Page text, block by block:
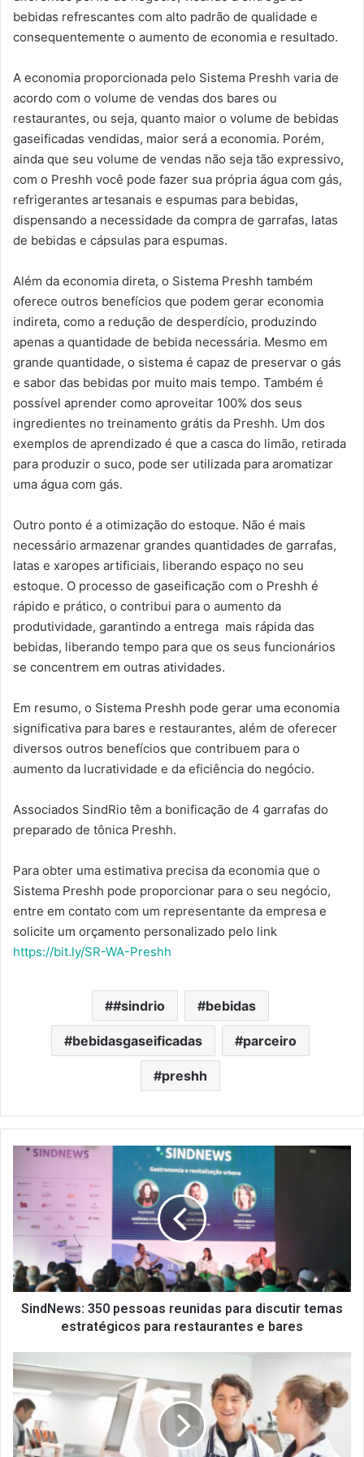
bebidas refrescantes com alto padrão de qualidade e
consequentemente o aumento de economia e resultado.
A economia proporcionada pelo Sistema Preshh varia de
acordo com o volume de vendas dos bares ou
restaurantes, ou seja, quanto maior o volume de bebidas
gaseificadas vendidas, maior será a economia. Porém,
ainda que seu volume de vendas não seja tão expressivo,
com o Preshh você pode fazer sua própria água com gás,
refrigerantes artesanais e espumas para bebidas,
dispensando a necessidade da compra de garrafas, latas
de bebidas e cápsulas para espumas.
Além da economia direta, o Sistema Preshh também
oferece outros benefícios que podem gerar economia
indireta, como a redução de desperdício, produzindo
apenas a quantidade de bebida necessária. Mesmo em
grande quantidade, o sistema é capaz de preservar o gás
e sabor das bebidas por muito mais tempo. Também é
possível aprender como aproveitar 100% dos seus
ingredientes no treinamento grátis da Preshh. Um dos
exemplos de aprendizado é que a casca do limão, retirada
para produzir o suco, pode ser utilizada para aromatizar
uma água com gás.
Outro ponto é a otimização do estoque. Não é mais
necessário armazenar grandes quantidades de garrafas,
latas e xaropes artificiais, liberando espaço no seu
estoque. O processo de gaseificação com o Preshh é
rápido e prático, o contribui para o aumento da
produtividade, garantindo a entrega mais rápida das
bebidas, liberando tempo para que os seus funcionários
se concentrem em outras atividades.
Em resumo, o Sistema Preshh pode gerar uma economia
significativa para bares e restaurantes, além de oferecer
diversos outros benefícios que contribuem para o
aumento da lucratividade e da eficiência do negócio.
Associados SindRio têm a bonificação de 4 garrafas do
preparado de tônica Preshh.
Para obter uma estimativa precisa da economia que o
Sistema Preshh pode proporcionar para o seu negócio,
entre em contato com um representante da empresa e
solicite um orçamento personalizado pelo link
https://bit.ly/SR-WA-Preshh
#sindrio bebidas
bebidasgaseificadas parceiro
preshh
SindNews:
pessoas
reunidas
para
discutir
estratégicos
para
restaurantes
SindNews: 350 pessoas reunidas para discutir temas
estratégicos para restaurantes e bares
Contrato
trabalho
com
menor
aprendiz: